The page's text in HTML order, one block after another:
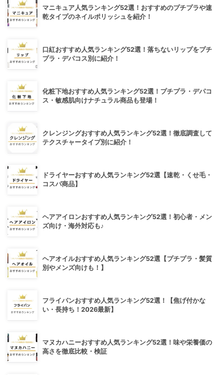
マニキュア人気ランキング52選！おすすめのプチプラや速
乾タイプのネイルポリッシュを紹介！
口紅おすすめ人気ランキング52選！落ちないリップをプチ
プラ・デパコス別に紹介！
化粧下地おすすめ人気ランキング52選！プチプラ・デパコ
ス・敏感肌向けナチュラル商品も登場！
クレンジングおすすめ人気ランキング52選！徹底調査して
テクスチャータイプ別に紹介！
ドライヤーおすすめ人気ランキング52選【速乾・くせ毛・
コスパ商品】
ヘアアイロンおすすめ人気ランキング52選！初心者・メン
ズ向け・海外対応も♪
ヘアオイルおすすめ人気ランキング52選【プチプラ・髪質
別やメンズ向けも！】
フライパンおすすめ人気ランキング52選！【焦げ付かな
い・長持ち！2026最新】
マヌカハニーおすすめ人気ランキング52選！味や栄養価の
高さを徹底比較・検証